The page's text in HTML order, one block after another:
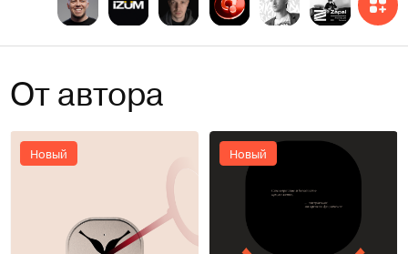
От автора
Новый Новый